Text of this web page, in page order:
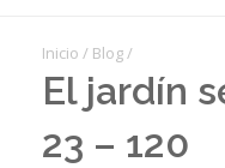
Inicio / Blog /
El jardín
23 – 120